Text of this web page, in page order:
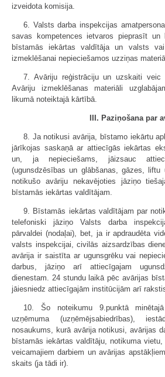
izveidota komisija.
6. Valsts darba inspekcijas
savas kompetences ietvaros pieprasīt
bīstamās iekārtas valdītāja un valsts
izmeklēšanai nepieciešamos uzziņas
7. Avāriju reģistrāciju un uzskaiti veic
Avāriju izmeklēšanas materiāli
likumā noteiktajā kārtībā.
III. Paziņošana par
8. Ja notikusi avārija, bīstamo iekārtu
jārīkojas saskaņā ar attiecīgās iekārtas
un, ja nepieciešams, jāizsauc
(ugunsdzēsības un glābšanas, gāzes,
notikušo avāriju nekavējoties jāziņo
bīstamās iekārtas valdītājam.
9. Bīstamās iekārtas valdītājam par
telefoniski jāziņo Valsts darba
pārvaldei (nodaļai), bet, ja ir apdraudēta
valsts inspekcijai, civilās aizsardzības
avārija ir saistīta ar ugunsgrēku vai
darbus, jāziņo arī attiecīgajam
dienestam. 24 stundu laikā pēc avārijas
jāiesniedz attiecīgajām institūcijām arī
10. Šo noteikumu 9.punktā
uzņēmuma (uzņēmējsabiedrības),
nosaukums, kurā avārija notikusi, avārijas
bīstamās iekārtas valdītāju, notikuma
veicamajiem darbiem un avārijas
skaits (ja tādi ir).